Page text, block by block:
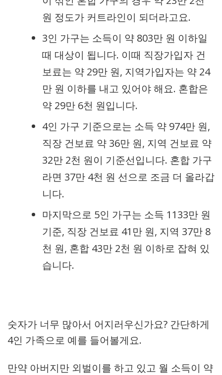
원 정도가 커트라인이 되더라고요.
3인 가구는 소득이 약 803만 원 이하일
때 대상이 됩니다. 이때 직장가입자 건
보료는 약 29만 원, 지역가입자는 약 24
만 원 이하를 내고 있어야 해요. 혼합은
약 29만 6천 원입니다.
4인 가구 기준으로는 소득 약 974만 원,
직장 건보료 약 36만 원, 지역 건보료 약
32만 2천 원이 기준선입니다. 혼합 가구
라면 37만 4천 원 선으로 조금 더 올라갑
니다.
마지막으로 5인 가구는 소득 1133만 원
기준, 직장 건보료 41만 원, 지역 37만 8
천 원, 혼합 43만 2천 원 이하로 잡혀 있
습니다.
숫자가 너무 많아서 어지러우신가요? 간단하게
4인 가족으로 예를 들어볼게요.
만약 아버지만 외벌이를 하고 있고 월 소득이 약